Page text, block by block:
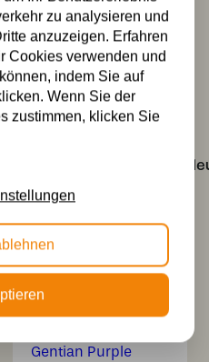
Wandleuchte/
Purple
228,00
zu analysieren und
anzuzeigen. Erfahren
Cookies verwenden und
indem Sie auf
Wenn Sie der
zustimmen, klicken Sie